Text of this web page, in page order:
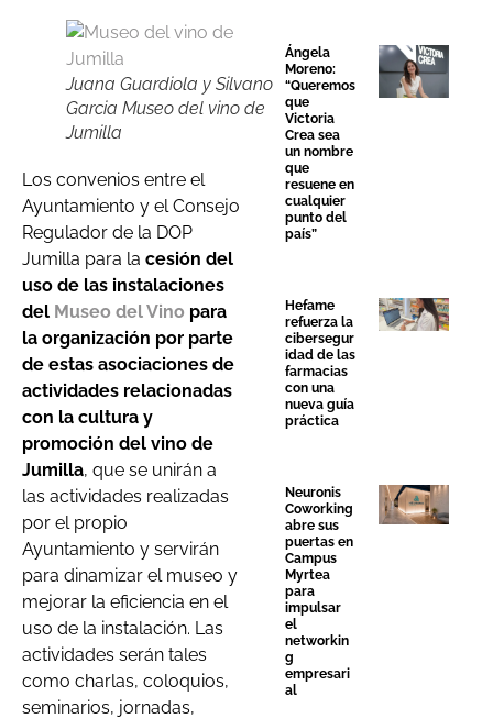
Juana Guardiola y Silvano
Garcia Museo del vino de
Jumilla
Los convenios entre el
Ayuntamiento y el Consejo
Regulador de la DOP
Jumilla para la cesión del
uso de las instalaciones
del Museo del Vino para
la organización por parte
de estas asociaciones de
actividades relacionadas
con la cultura y
promoción del vino de
Jumilla, que se unirán a
las actividades realizadas
por el propio
Ayuntamiento y servirán
para dinamizar el museo y
mejorar la eficiencia en el
uso de la instalación. Las
actividades serán tales
como charlas, coloquios,
seminarios, jornadas,
Ángela
Moreno:
“Queremos
que
Victoria
Crea sea
un nombre
que
resuene en
cualquier
punto del
país”
Hefame
refuerza la
cibersegur
idad de las
farmacias
con una
nueva guía
práctica
Neuronis
Coworking
abre sus
puertas en
Campus
Myrtea
para
impulsar
el
networkin
g
empresari
al